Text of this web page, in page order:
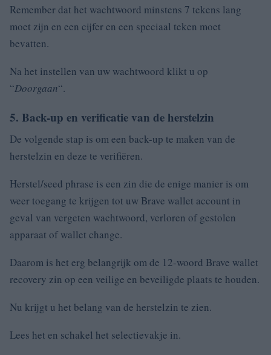
Remember dat het wachtwoord minstens 7 tekens lang
moet zijn en een cijfer en een speciaal teken moet
bevatten.
Na het instellen van uw wachtwoord klikt u op
“Doorgaan“.
5. Back-up en verificatie van de herstelzin
De volgende stap is om een back-up te maken van de
herstelzin en deze te verifiëren.
Herstel/seed phrase is een zin die de enige manier is om
weer toegang te krijgen tot uw Brave wallet account in
geval van vergeten wachtwoord, verloren of gestolen
apparaat of wallet change.
Daarom is het erg belangrijk om de 12-woord Brave wallet
recovery zin op een veilige en beveiligde plaats te houden.
Nu krijgt u het belang van de herstelzin te zien.
Lees het en schakel het selectievakje in.